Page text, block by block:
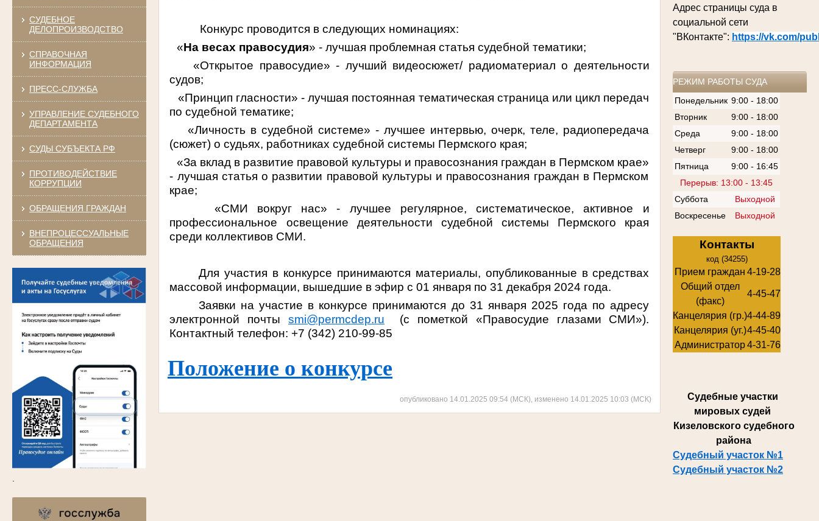
СУДЕБНОЕ
ДЕЛОПРОИЗВОДСТВО
СПРАВОЧНАЯ
ИНФОРМАЦИЯ
ПРЕСС-СЛУЖБА
УПРАВЛЕНИЕ СУДЕБНОГО
ДЕПАРТАМЕНТА
СУДЫ СУБЪЕКТА РФ
ПРОТИВОДЕЙСТВИЕ
КОРРУПЦИИ
ОБРАЩЕНИЯ ГРАЖДАН
ВНЕПРОЦЕССУАЛЬНЫЕ
ОБРАЩЕНИЯ
Адрес страницы суда в
социальной сети
"ВКонтакте": https://vk.com/
РЕЖИМ РАБОТЫ СУДА
Понедельник 9:00 - 18:00
Вторник
9:00 - 18:00
Среда
9:00 - 18:00
Четверг
9:00 - 18:00
Пятница
9:00 - 16:45
Перерыв: 13:00 - 13:45
Суббота
Выходной
Воскресенье
Выходной
Контакты
код (34255)
Прием граждан 4-19-28
Общий отдел
(факс)
4-45-47
Канцелярия (гр.)4-44-89
Канцелярия (уг.)4-45-40
Администратор4-31-76
Судебные участки
мировых судей
Кизеловского судебного
района
Судебный участок №1
Судебный участок №2
Конкурс проводится в следующих номинациях:
«На весах правосудия» - лучшая проблемная статья судебной тематики;
«Открытое правосудие» - лучший видеосюжет/ радиоматериал о деятельности
судов;
«Принцип гласности» - лучшая постоянная тематическая страница или цикл передач
по судебной тематике;
«Личность в судебной системе» - лучшее интервью, очерк, теле, радиопередача
(сюжет) о судьях, работниках судебной системы Пермского края;
«За вклад в развитие правовой культуры и правосознания граждан в Пермском крае»
- лучшая статья о развитии правовой культуры и правосознания граждан в Пермском
крае;
«СМИ вокруг нас» - лучшее регулярное, систематическое, активное и
профессиональное освещение деятельности судебной системы Пермского края
среди коллективов СМИ.
Для участия в конкурсе принимаются материалы, опубликованные в средствах
массовой информации, вышедшие в эфир с 01 января по 31 декабря 2024 года.
Заявки на участие в конкурсе принимаются до 31 января 2025 года по адресу
электронной почты smi@permcdep.ru
(с пометкой «Правосудие глазами СМИ»).
Контактный телефон: +7 (342) 210-99-85
Положение о конкурсе
опубликовано 14.01.2025 09:54 (МСК), изменено 14.01.2025 10:03 (МСК)